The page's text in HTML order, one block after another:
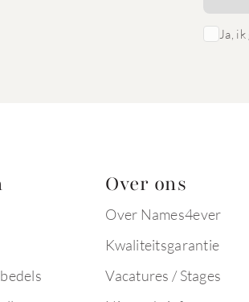
Ja,
Over ons
Over Names4ever
Kwaliteitsgarantie
Vacatures / Stages